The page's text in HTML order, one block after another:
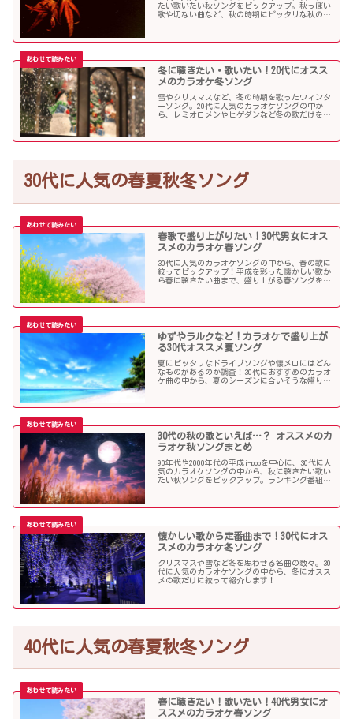
たい歌いたい秋ソングをピックアップ。秋っぽい
歌や切ない曲など、秋の時期にピッタリな秋の歌
冬に聴きたい・歌いたい！20代にオスス
メのカラオケ冬ソング
雪やクリスマスなど、冬の時期を歌ったウィンタ
ーソング。20代に人気のカラオケソングの中か
ら、レミオロメンやヒゲダンなど冬の歌だけを個
30代に人気の春夏秋冬ソング
春歌で盛り上がりたい！30代男女にオス
スメのカラオケ春ソング
30代に人気のカラオケソングの中から、春の歌に
絞ってピックアップ！平成を彩った懐かしい歌か
ら春に聴きたい曲まで、盛り上がる春ソングを集
ゆずやラルクなど！カラオケで盛り上が
る30代オススメ夏ソング
夏にピッタリなドライブソングや懐メロにはどん
なものがあるのか調査！30代におすすめのカラオ
ケ曲の中から、夏のシーズンに合いそうな盛り上
30代の秋の歌といえば…？ オススメのカ
ラオケ秋ソングまとめ
90年代や2000年代の平成j-popを中心に、30代に人
気のカラオケソングの中から、秋に聴きたい歌い
たい秋ソングをピックアップ。ランキング番組で
懐かしい歌から定番曲まで！30代にオス
スメのカラオケ冬ソング
クリスマスや雪など冬を思わせる名曲の数々。30
代に人気のカラオケソングの中から、冬にオスス
メの歌だけに絞って紹介します！
40代に人気の春夏秋冬ソング
春に聴きたい！歌いたい！40代男女にオ
ススメのカラオケ春ソング